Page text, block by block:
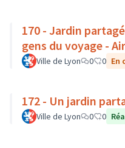
170 - Jardin
gens du voyage -
Ville de Lyon 0 0 En
172 - Un jardin
Ville de Lyon 0 0